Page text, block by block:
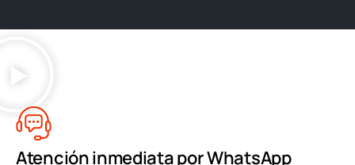
Atención inmediata por WhatsApp